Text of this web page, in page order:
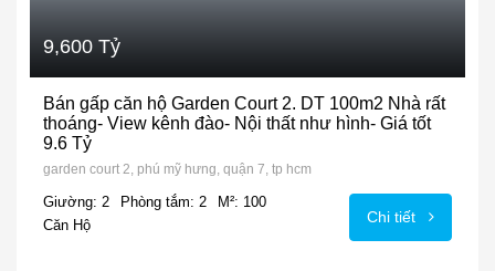
9,600 Tỷ
Bán gấp căn hộ Garden Court 2. DT 100m2 Nhà rất
thoáng- View kênh đào- Nội thất như hình- Giá tốt
9.6 Tỷ
garden court 2, phú mỹ hưng, quận 7, tp hcm
Giường: 2 Phòng tắm: 2
M²: 100
Căn Hộ
Chi tiết